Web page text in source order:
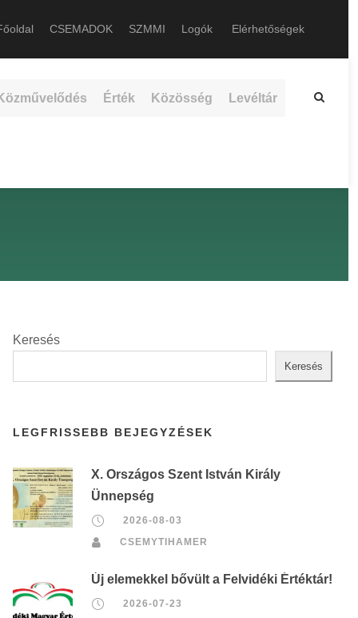
CSEMADOK SZMMI Logók Elérhetőségek
Érték Közösség Levéltár
Keresés
Keresés
LEGFRISSEBB BEJEGYZÉSEK
X. Országos Szent István Király
Ünnepség
2026-08-03
CSEMYTIHAMER
Új elemekkel bővült a Felvidéki Értéktár!
2026-07-23